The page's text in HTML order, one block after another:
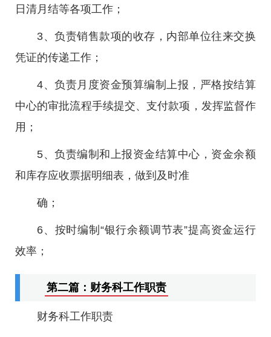
日清月结等各项工作；
3、负责销售款项的收存，内部单位往来交换
凭证的传递工作；
4、负责月度资金预算编制上报，严格按结算
中心的审批流程手续提交、支付款项，发挥监督作
用；
5、负责编制和上报资金结算中心，资金余额
和库存应收票据明细表，做到及时准
确；
6、按时编制“银行余额调节表”提高资金运行
效率；
第二篇：财务科工作职责
财务科工作职责